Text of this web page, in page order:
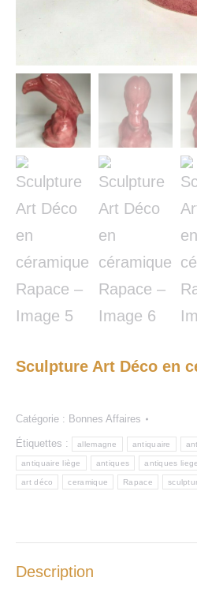
Sculpture Art Déco en
Catégorie : Bonnes Affaires
Étiquettes : allemagne antiquaire
antiquaire liège antiques antiques liege
art déco ceramique Rapace
Description